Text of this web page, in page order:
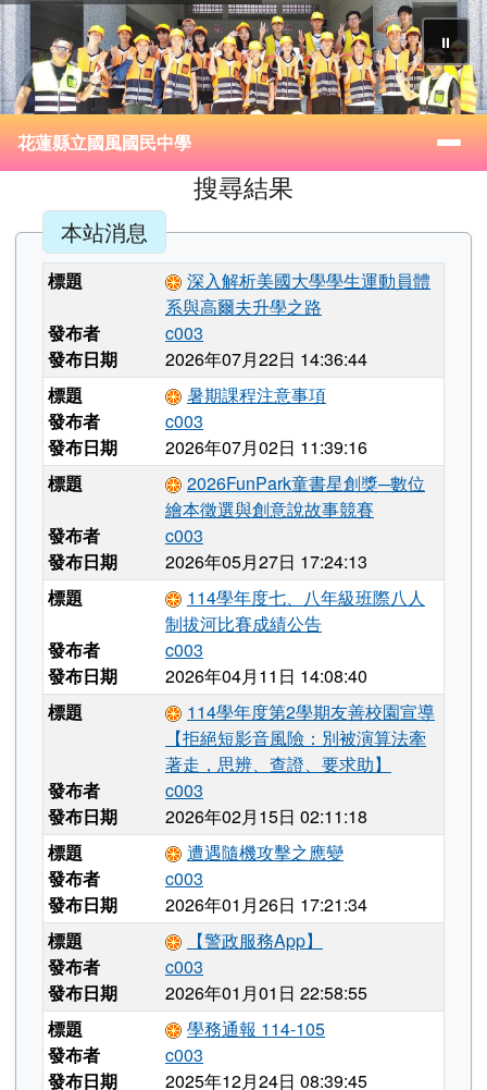
跳至主內容區
花蓮縣立國風國民中學
⏸
導覽列
花蓮縣立國風國民中學
搜尋結果
本站消息
標題
深入解析美國大學學生運動員體
系與高爾夫升學之路
發布者
c003
發布日期
2026年07月22日 14:36:44
標題
暑期課程注意事項
發布者
c003
發布日期
2026年07月02日 11:39:16
標題
2026FunPark童書星創獎─數位
繪本徵選與創意說故事競賽
發布者
c003
發布日期
2026年05月27日 17:24:13
標題
114學年度七、八年級班際八人
制拔河比賽成績公告
發布者
c003
發布日期
2026年04月11日 14:08:40
標題
114學年度第2學期友善校園宣導
【拒絕短影音風險：別被演算法牽
著走，思辨、查證、要求助】
發布者
c003
發布日期
2026年02月15日 02:11:18
標題
遭遇隨機攻擊之應變
發布者
c003
發布日期
2026年01月26日 17:21:34
標題
【警政服務App】
發布者
c003
發布日期
2026年01月01日 22:58:55
標題
學務通報 114-105
發布者
c003
發布日期
2025年12月24日 08:39:45